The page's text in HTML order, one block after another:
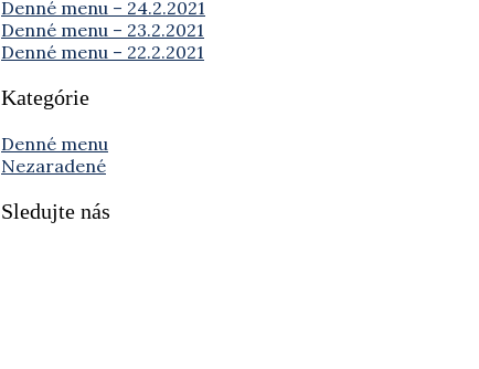
Denné menu – 24.2.2021
Denné menu – 23.2.2021
Denné menu – 22.2.2021
Kategórie
Denné menu
Nezaradené
Sledujte nás